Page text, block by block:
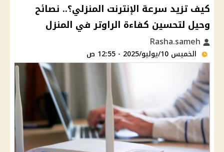
كيف تزيد سرعة الإنترنت المنزلي؟.. نصائح
وحيل لتحسين كفاءة الراوتر في المنزل
الخميس 10/يوليو/2025 - 12:55 ص